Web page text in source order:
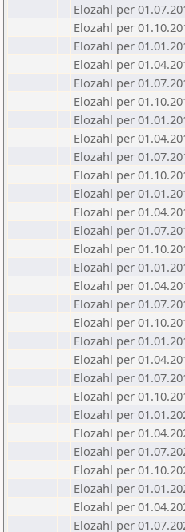
Elozahl per
Elozahl per
Elozahl per
Elozahl per
Elozahl per
Elozahl per
Elozahl per
Elozahl per
Elozahl per
Elozahl per
Elozahl per
Elozahl per
Elozahl per
Elozahl per
Elozahl per
Elozahl per
Elozahl per
Elozahl per
Elozahl per
Elozahl per
Elozahl per
Elozahl per
Elozahl per
Elozahl per
Elozahl per
Elozahl per
Elozahl per
Elozahl per
Elozahl per